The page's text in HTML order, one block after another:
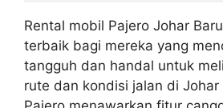
Rental mobil Pajero Johar
terbaik bagi mereka yang
tangguh dan handal untuk
rute dan kondisi jalan di